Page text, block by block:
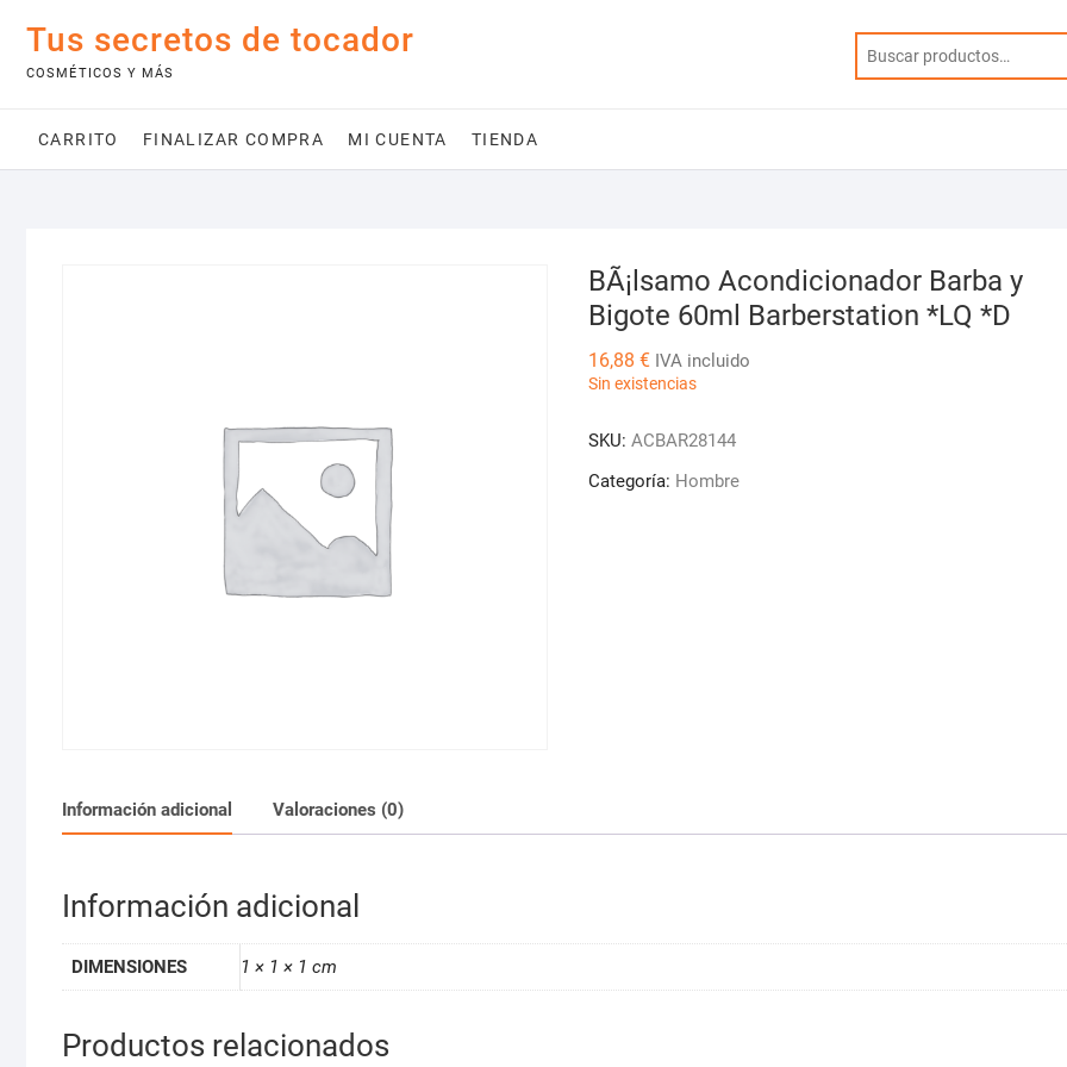
contenido
Tus secretos de tocador
COSMÉTICOS Y MÁS
CARRITO FINALIZAR COMPRA MI CUENTA TIENDA
BÃ¡lsamo Acondicionador Barba y
Bigote 60ml Barberstation *LQ *D
16,88 € IVA incluido
Sin existencias
SKU: ACBAR28144
Categoría: Hombre
Información adicional Valoraciones (0)
Información adicional
DIMENSIONES 1 × 1 × 1 cm
Productos relacionados